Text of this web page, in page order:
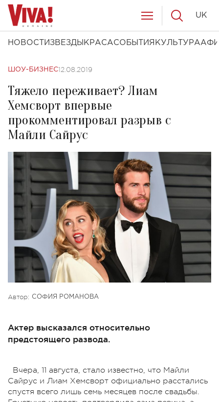
НОВОСТИ ЗВЕЗДЫ КРАСАСОБЫТИЯ КУЛЬТУРА
UK
ШОУ-БИЗНЕС12.08.2019
Тяжело переживает? Лиам
Хемсворт впервые
прокомментировал разрыв с
Майли Сайрус
Автор: СОФИЯ РОМАНОВА
Актер высказался относительно
предстоящего развода.
Вчера, 11 августа, стало известно, что Майли
Сайрус и Лиам Хемсворт официально расстались
спустя всего лишь семь месяцев после свадьбы.